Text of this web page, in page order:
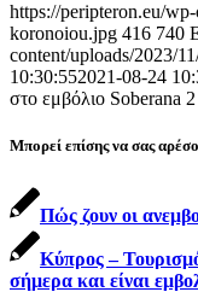
https://peripteron.eu/
koronoiou.jpg 416 740
content/uploads/2023/
10:30:552021-08-24
στο εμβόλιο Soberana
Μπορεί επίσης να σας
Πώς ζουν οι
Κύπρος –
σήμερα και είναι